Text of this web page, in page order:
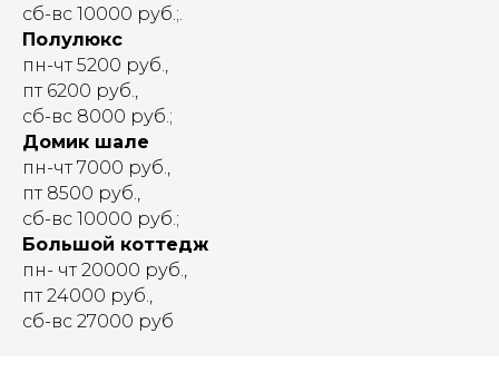
сб-вс 10000 руб.;.
Полулюкс
пн-чт 5200 руб.,
пт 6200 руб.,
сб-вс 8000 руб.;
Домик шале
пн-чт 7000 руб.,
пт 8500 руб.,
сб-вс 10000 руб.;
Большой коттедж
пн- чт 20000 руб.,
пт 24000 руб.,
сб-вс 27000 руб